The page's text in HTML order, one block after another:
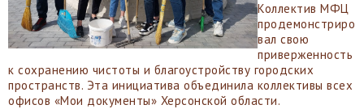
Коллектив МФЦ
продемонстриро
вал свою
приверженность
к сохранению чистоты и благоустройству городских
пространств. Эта инициатива объединила коллективы всех
офисов «Мои документы» Херсонской области.